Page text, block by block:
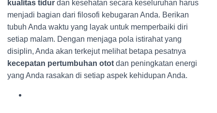
kualitas tidur dan kesehatan secara keseluruhan harus
menjadi bagian dari filosofi kebugaran Anda. Berikan
tubuh Anda waktu yang layak untuk memperbaiki diri
setiap malam. Dengan menjaga pola istirahat yang
disiplin, Anda akan terkejut melihat betapa pesatnya
kecepatan pertumbuhan otot dan peningkatan energi
yang Anda rasakan di setiap aspek kehidupan Anda.